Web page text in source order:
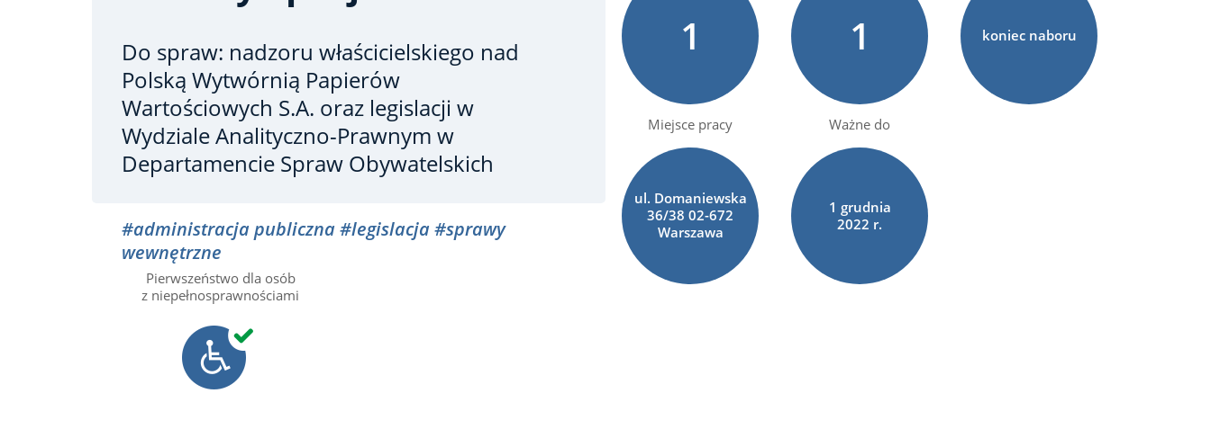
Do spraw: nadzoru właścicielskiego nad
Polską Wytwórnią Papierów
Wartościowych S.A. oraz legislacji w
Wydziale Analityczno-Prawnym w
Departamencie Spraw Obywatelskich
#administracja publiczna#legislacja#sprawy
wewnętrzne
Pierwszeństwo dla osób
z niepełnosprawnościami
1 1 koniec naboru
Miejsce pracy
ul. Domaniewska
36/38 02-672
Warszawa
Ważne do
1 grudnia
2022 r.